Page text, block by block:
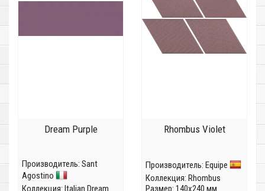
Dream Purple
Производитель: Sant
Agostino
Коллекция: Italian Dream
Rhombus Violet
Производитель: Equipe
Коллекция: Rhombus
Размер: 140x240 мм